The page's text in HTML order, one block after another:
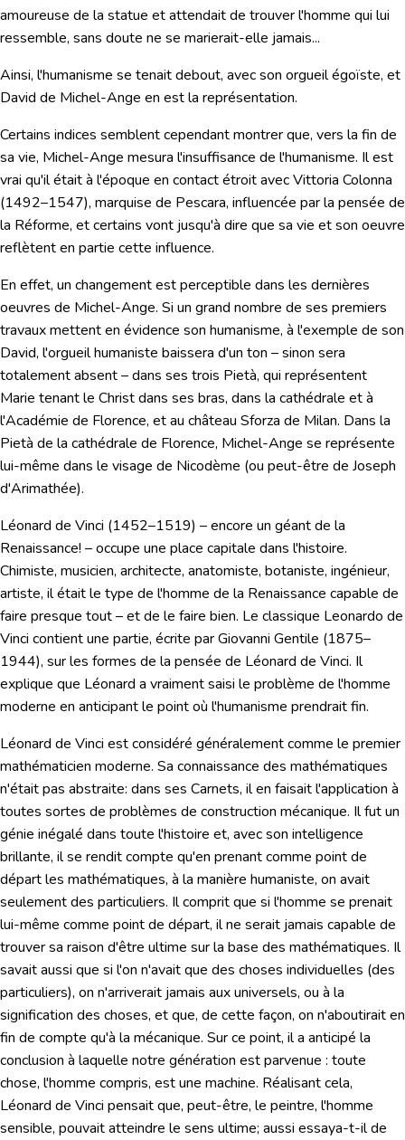
amoureuse de la statue et attendait de trouver l'homme qui lui
ressemble, sans doute ne se marierait-elle jamais...
Ainsi, l'humanisme se tenait debout, avec son orgueil égoïste, et
David de Michel-Ange en est la représentation.
Certains indices semblent cependant montrer que, vers la fin de
sa vie, Michel-Ange mesura l'insuffisance de l'humanisme. Il est
vrai qu'il était à l'époque en contact étroit avecVittoria Colonna
(1492–1547), marquise de Pescara, influencée par la pensée de
la Réforme, et certains vont jusqu'à dire que sa vie et son oeuvre
reflètent en partie cette influence.
En effet, un changement est perceptible dans les dernières
oeuvres de Michel-Ange. Si un grand nombre de ses premiers
travaux mettent en évidence son humanisme, à l'exemple de son
David, l'orgueil humaniste baissera d'un ton – sinon sera
totalement absent – dans ses trois Pietà, qui représentent
Marie tenant le Christ dans ses bras, dans la cathédrale et à
l'Académie de Florence, et au château Sforza de Milan. Dans la
Pietà de la cathédrale de Florence, Michel-Ange se représente
lui-même dans le visage de Nicodème (ou peut-être de Joseph
d'Arimathée).
Léonard de Vinci (1452–1519) – encore un géant de la
Renaissance! – occupe une place capitale dans l'histoire.
Chimiste, musicien, architecte, anatomiste, botaniste, ingénieur,
artiste, il était le type de l'homme de la Renaissance capable de
faire presque tout – et de le faire bien. Le classique Leonardo de
Vinci contient une partie, écrite par Giovanni Gentile (1875–
1944), sur les formes de la pensée de Léonard de Vinci. Il
explique que Léonard a vraiment saisi le problème de l'homme
moderne en anticipant le point où l'humanisme prendrait fin.
Léonard de Vinci est considéré généralement comme le premier
mathématicien moderne. Sa connaissance des mathématiques
n'était pas abstraite: dans ses Carnets, il en faisait l'application à
toutes sortes de problèmes de construction mécanique. Il fut un
génie inégalé dans toute l'histoire et, avec son intelligence
brillante, il se rendit compte qu'en prenant comme point de
départ les mathématiques, à la manière humaniste, on avait
seulement des particuliers. Il comprit que si l'homme se prenait
lui-même comme point de départ, il ne serait jamais capable de
trouver sa raison d'être ultime sur la base des mathématiques. Il
savait aussi que si l'on n'avait que des choses individuelles (des
particuliers), on n'arriverait jamais aux universels, ou à la
signification des choses, et que, de cette façon, on n'aboutirait en
fin de compte qu'à la mécanique. Sur ce point, il a anticipé la
conclusion à laquelle notre génération est parvenue : toute
chose, l'homme compris, est une machine. Réalisant cela,
Léonard de Vinci pensait que, peut-être, le peintre, l'homme
sensible, pouvait atteindre le sens ultime; aussi essaya-t-il de